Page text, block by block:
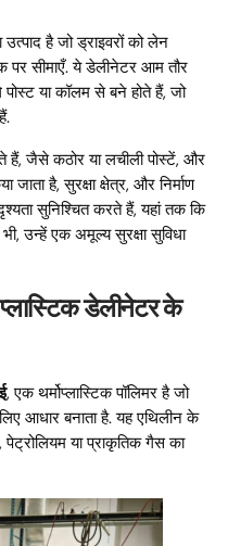
है जो ड्राइवरों को लेन
सीमाएँ. ये डेलीनेटर आम तौर
या कॉलम से बने होते हैं, जो
हैं, जैसे कठोर या लचीली पोस्टें, और
जाता है, सुरक्षा क्षेत्र, और निर्माण
सुनिश्चित करते हैं, यहां तक ​​कि
उन्हें एक अमूल्य सुरक्षा सुविधा
डेलीनेटर के
, एक थर्मोप्लास्टिक पॉलिमर है जो
आधार बनाता है. यह एथिलीन के
पेट्रोलियम या प्राकृतिक गैस का